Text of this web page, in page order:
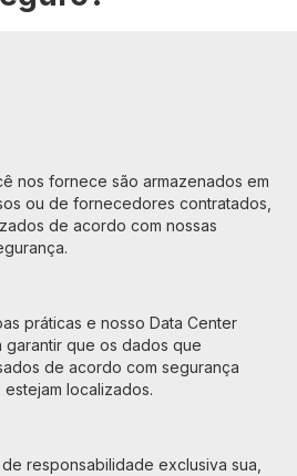
nos fornece são armazenados em
ou de fornecedores contratados,
de acordo com nossas
práticas e nosso Data Center
que os dados que
de acordo com segurança
localizados.
responsabilidade exclusiva sua,